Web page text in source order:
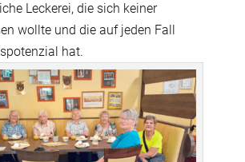
Leckerei, die sich keiner
wollte und die auf jeden Fall
hat.